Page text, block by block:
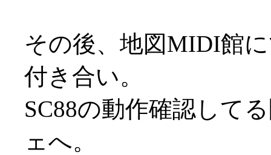
その後、地図MIDI館
付き合い。
SC88の動作確認して
ェへ。